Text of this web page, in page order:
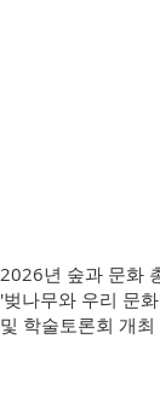
2026년 숲과 문화
'벚나무와 우리 문화'
및 학술토론회 개최